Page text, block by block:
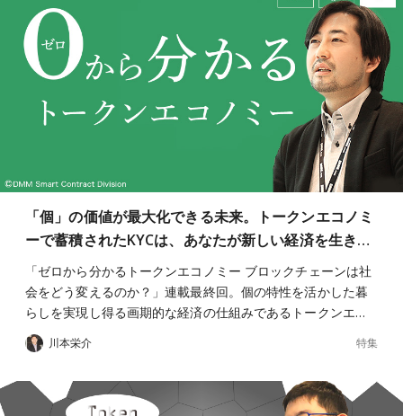
「個」の価値が最大化できる未来。トークンエコノミ
ーで蓄積されたKYCは、あなたが新しい経済を生き…
「ゼロから分かるトークンエコノミー ブロックチェーンは社
会をどう変えるのか？」連載最終回。個の特性を活かした暮
らしを実現し得る画期的な経済の仕組みであるトークンエ…
川本栄介 特集